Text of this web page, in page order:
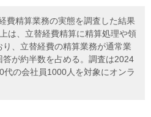
費精算業務の実態を調査した結果
は、立替経費精算に精算処理や領
、立替経費の精算業務が通常業
が約半数を占める。調査は2024
の会社員1000人を対象にオンラ